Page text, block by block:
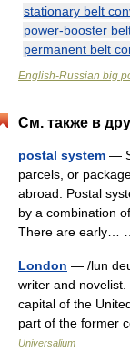
stationary belt
power-booster
permanent belt
English-Russian big
См. также в
postal system —
parcels, or
abroad. Postal
by a combination
There are early…
London — /lun
writer and
capital of the
part of the former
Universalium